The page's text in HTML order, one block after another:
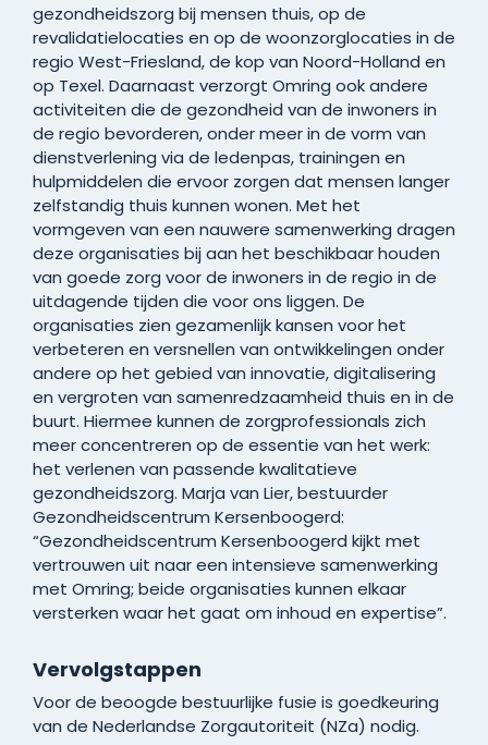
gezondheidszorg bij mensen thuis, op de
revalidatielocaties en op de woonzorglocaties in de
regio West-Friesland, de kop van Noord-Holland en
op Texel. Daarnaast verzorgt Omring ook andere
activiteiten die de gezondheid van de inwoners in
de regio bevorderen, onder meer in de vorm van
dienstverlening via de ledenpas, trainingen en
hulpmiddelen die ervoor zorgen dat mensen langer
zelfstandig thuis kunnen wonen. Met het
vormgeven van een nauwere samenwerking dragen
deze organisaties bij aan het beschikbaar houden
van goede zorg voor de inwoners in de regio in de
uitdagende tijden die voor ons liggen. De
organisaties zien gezamenlijk kansen voor het
verbeteren en versnellen van ontwikkelingen onder
andere op het gebied van innovatie, digitalisering
en vergroten van samenredzaamheid thuis en in de
buurt. Hiermee kunnen de zorgprofessionals zich
meer concentreren op de essentie van het werk:
het verlenen van passende kwalitatieve
gezondheidszorg. Marja van Lier, bestuurder
Gezondheidscentrum Kersenboogerd:
“Gezondheidscentrum Kersenboogerd kijkt met
vertrouwen uit naar een intensieve samenwerking
met Omring; beide organisaties kunnen elkaar
versterken waar het gaat om inhoud en expertise”.
Vervolgstappen
Voor de beoogde bestuurlijke fusie is goedkeuring
van de Nederlandse Zorgautoriteit (NZa) nodig.